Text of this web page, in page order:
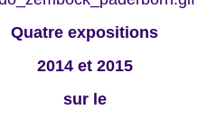
Quatre expositions
2014 et 2015
sur le